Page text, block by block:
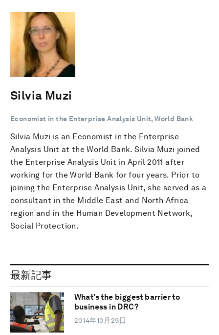
Silvia Muzi
Economist in the Enterprise Analysis Unit, World Bank
Silvia Muzi is an Economist in the Enterprise
Analysis Unit at the World Bank. Silvia Muzi joined
the Enterprise Analysis Unit in April 2011 after
working for the World Bank for four years. Prior to
joining the Enterprise Analysis Unit, she served as a
consultant in the Middle East and North Africa
region and in the Human Development Network,
Social Protection.
最新記事
What’s the biggest barrier to
business in DRC?
2014年10月29日